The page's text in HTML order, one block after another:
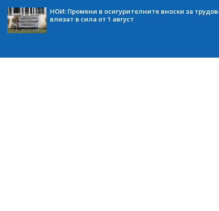
НОИ: Промени в осигурителните вноски за
влизат в сила от 1 август